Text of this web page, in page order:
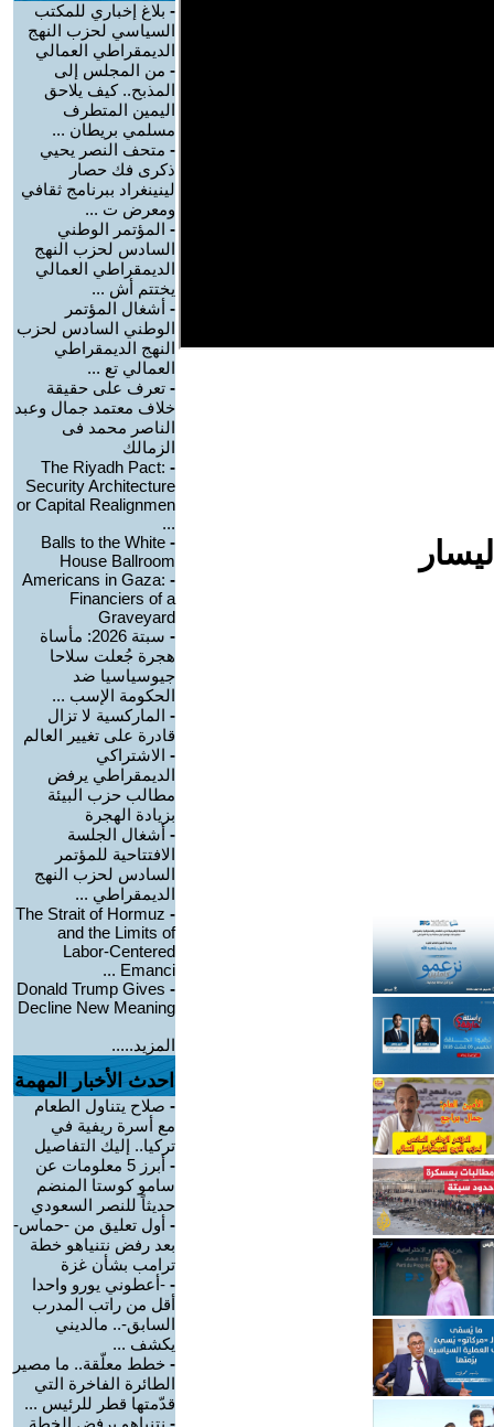
- بلاغ إخباري للمكتب
السياسي لحزب النهج
الديمقراطي العمالي
- من المجلس إلى
المذبح.. كيف يلاحق
اليمين المتطرف
مسلمي بريطان ...
- متحف النصر يحيي
ذكرى فك حصار
لينينغراد ببرنامج ثقافي
ومعرض ت ...
- المؤتمر الوطني
السادس لحزب النهج
الديمقراطي العمالي
يختتم أش ...
- أشغال المؤتمر
الوطني السادس لحزب
النهج الديمقراطي
العمالي تع ...
- تعرف على حقيقة
خلاف معتمد جمال وعبد
الناصر محمد فى
الزمالك
-
The Riyadh Pact:
Security Architecture
or Capital Realignmen
...
-
Balls to the White
House Ballroom
-
Americans in Gaza:
Financiers of a
Graveyard
-
سبتة 2026: مأساة
هجرة جُعلت سلاحا
جيوسياسيا ضد
الحكومة الإسب ...
- الماركسية لا تزال
قادرة على تغيير العالم
- الاشتراكي
الديمقراطي يرفض
مطالب حزب البيئة
بزيادة الهجرة
- أشغال الجلسة
الافتتاحية للمؤتمر
السادس لحزب النهج
الديمقراطي ...
-
The Strait of Hormuz
and the Limits of
Labor-Centered
Emanci ...
-
Donald Trump Gives
Decline New Meaning
المزيد.....
احدث الأخبار المهمة
- صلاح يتناول الطعام
مع أسرة ريفية في
تركيا.. إليك التفاصيل
-
أبرز 5 معلومات عن
سامو كوستا المنضم
حديثاً للنصر السعودي
- أول تعليق من -حماس-
بعد رفض نتنياهو خطة
ترامب بشأن غزة
- -أعطوني يورو واحدا
أقل من راتب المدرب
السابق-.. مالديني
يكشف ...
- خطط معلّقة.. ما مصير
الطائرة الفاخرة التي
قدّمتها قطر للرئيس ...
- نتنياهو يرفض الخطة